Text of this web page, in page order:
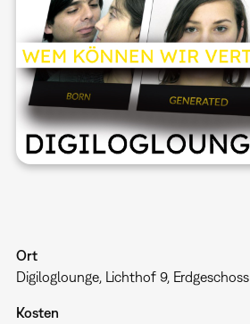
Ort
Digiloglounge, Lichthof 9, Erdgeschoss
Kosten